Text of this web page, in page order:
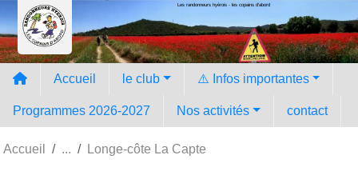
Les randonneurs hyèrois - les copains d'abord
Accueil le club ⚠️ Infos importantes
Programmes 2026-2027 Nos activités contact
Accueil Longe-côte La Capte
Panneau de gestion des cookies